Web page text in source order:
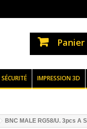
Panier
SÉCURITÉ IMPRESSION 3D
BNC MALE RG58/U. 3pcs A